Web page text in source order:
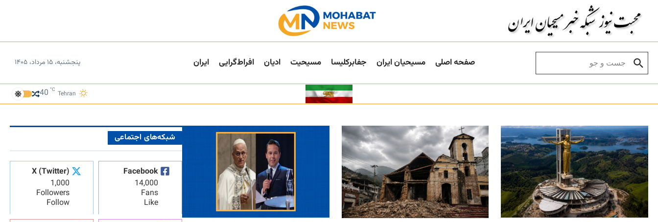
صفحه اصلی مسیحیان ایران جفا‌بر‌کلیسا مسیحیت ادیان افراط‌گرایی ایران پنجشنبه، ۱۵ مرداد، ۱۴۰۵
Tehran
40 °C
شبکه‌های اجتماعی
Facebook
14,000
Fans
Like
X (Twitter)
1,000
Followers
Follow